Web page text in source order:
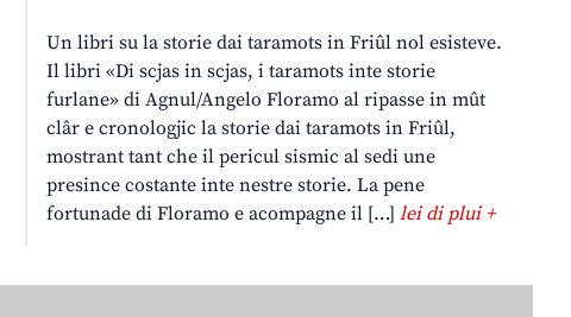
Un libri su la storie dai taramots in Friûl nol esisteve.
Il libri «Di scjas in scjas, i taramots inte storie
furlane» di Agnul/Angelo Floramo al ripasse in mût
clâr e cronologjic la storie dai taramots in Friûl,
mostrant tant che il pericul sismic al sedi une
presince costante inte nestre storie. La pene
fortunade di Floramo e acompagne il […]lei di plui +